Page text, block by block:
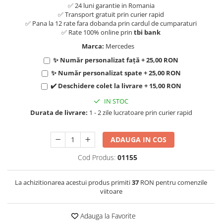
✅ 24 luni garantie in Romania
✅ Transport gratuit prin curier rapid
✅ Pana la 12 rate fara dobanda prin cardul de cumparaturi
✅ Rate 100% online prin tbi bank
Marca: Mercedes
✨ Număr personalizat față + 25,00 RON
✨ Număr personalizat spate + 25,00 RON
✔️ Deschidere colet la livrare + 15,00 RON
IN STOC
Durata de livrare: 1 - 2 zile lucratoare prin curier rapid
ADAUGA IN COS
Cod Produs: 01155
La achizitionarea acestui produs primiti37 RON pentru comenzile
viitoare
Adauga la Favorite